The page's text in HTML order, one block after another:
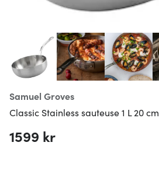
Samuel Groves
Classic Stainless sauteuse 1 L 20 cm
1599 kr